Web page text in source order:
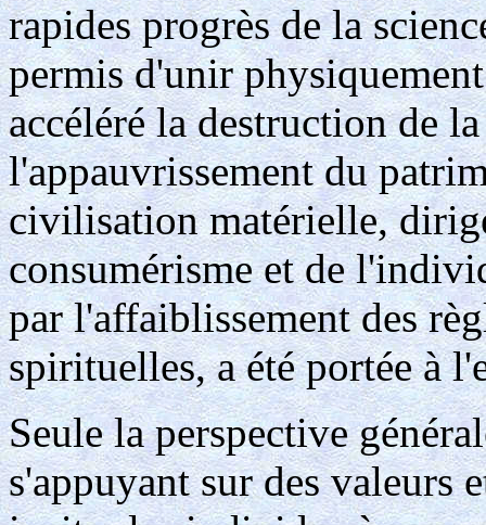
rapides progrès de la
permis d'unir
accéléré la destruction de
l'appauvrissement du
civilisation matérielle,
consumérisme et de
par l'affaiblissement des
spirituelles, a été portée à
Seule la perspective
s'appuyant sur des valeurs